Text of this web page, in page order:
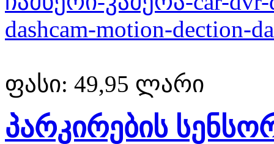
ფასი: 49,95 ლარი
პარკირების